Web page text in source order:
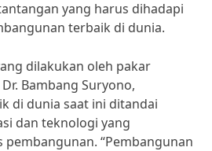
yang harus dihadapi
terbaik di dunia.
dilakukan oleh pakar
Bambang Suryono,
di dunia saat ini ditandai
dan teknologi yang
“Pembangunan